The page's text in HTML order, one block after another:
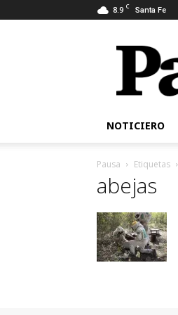
8.9 C Santa Fe
Pausa
NOTICIERO
Pausa Etiquetas
abejas